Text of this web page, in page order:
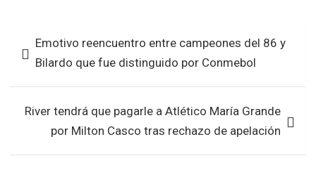
ce
o
o
k
tt at
A
p
p
ar
de
entradas
Emotivo reencuentro entre campeones del 86 y
Bilardo que fue distinguido por Conmebol
River tendrá que pagarle a Atlético María Grande
por Milton Casco tras rechazo de apelación